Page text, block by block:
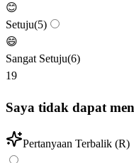
😊
Setuju(5)
😄
Sangat Setuju(6)
19
Saya tidak dapat
Pertanyaan Terbalik (R)